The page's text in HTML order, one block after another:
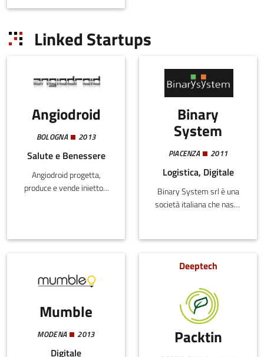
Romagna nata per
sostenibile della regione
Linked Startups
Angiodroid
BOLOGNA 2013
Salute e Benessere
Angiodroid progetta,
produce e vende iniettori
angiografia.
Binary
System
PIACENZA 2011
Logistica, Digitale
Binary System srl è una
società italiana che nasce
riferimento per i software
ferroviario.
Mumble
MODENA 2013
Digitale
Deeptech
Packtin